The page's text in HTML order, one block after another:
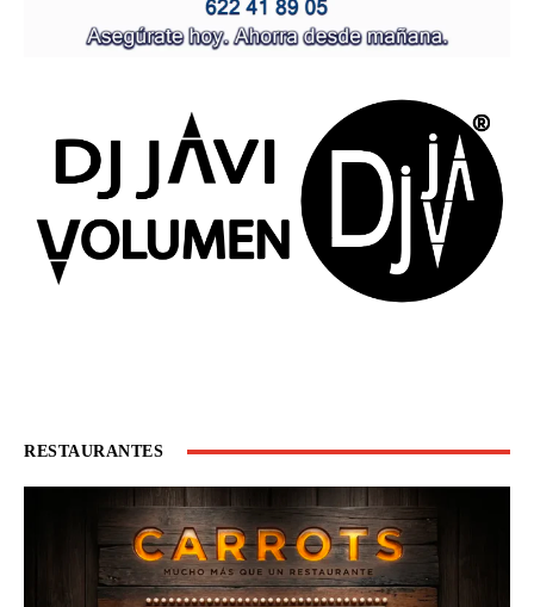
RESTAURANTES